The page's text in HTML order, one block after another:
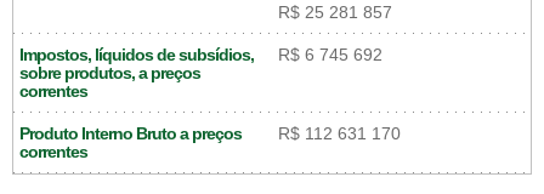
R$ 25 281 857
Impostos, líquidos de subsídios,
sobre produtos, a preços
correntes
R$ 6 745 692
Produto Interno Bruto a preços
correntes
R$ 112 631 170